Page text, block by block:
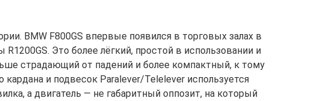
BMW F800GS впервые появился в торговых залах в
R1200GS. Это более лёгкий, простой в использовании и
страдающий от падений и более компактный, к тому
и подвесок Paralever/Telelever используется
а двигатель — не габаритный оппозит, на который